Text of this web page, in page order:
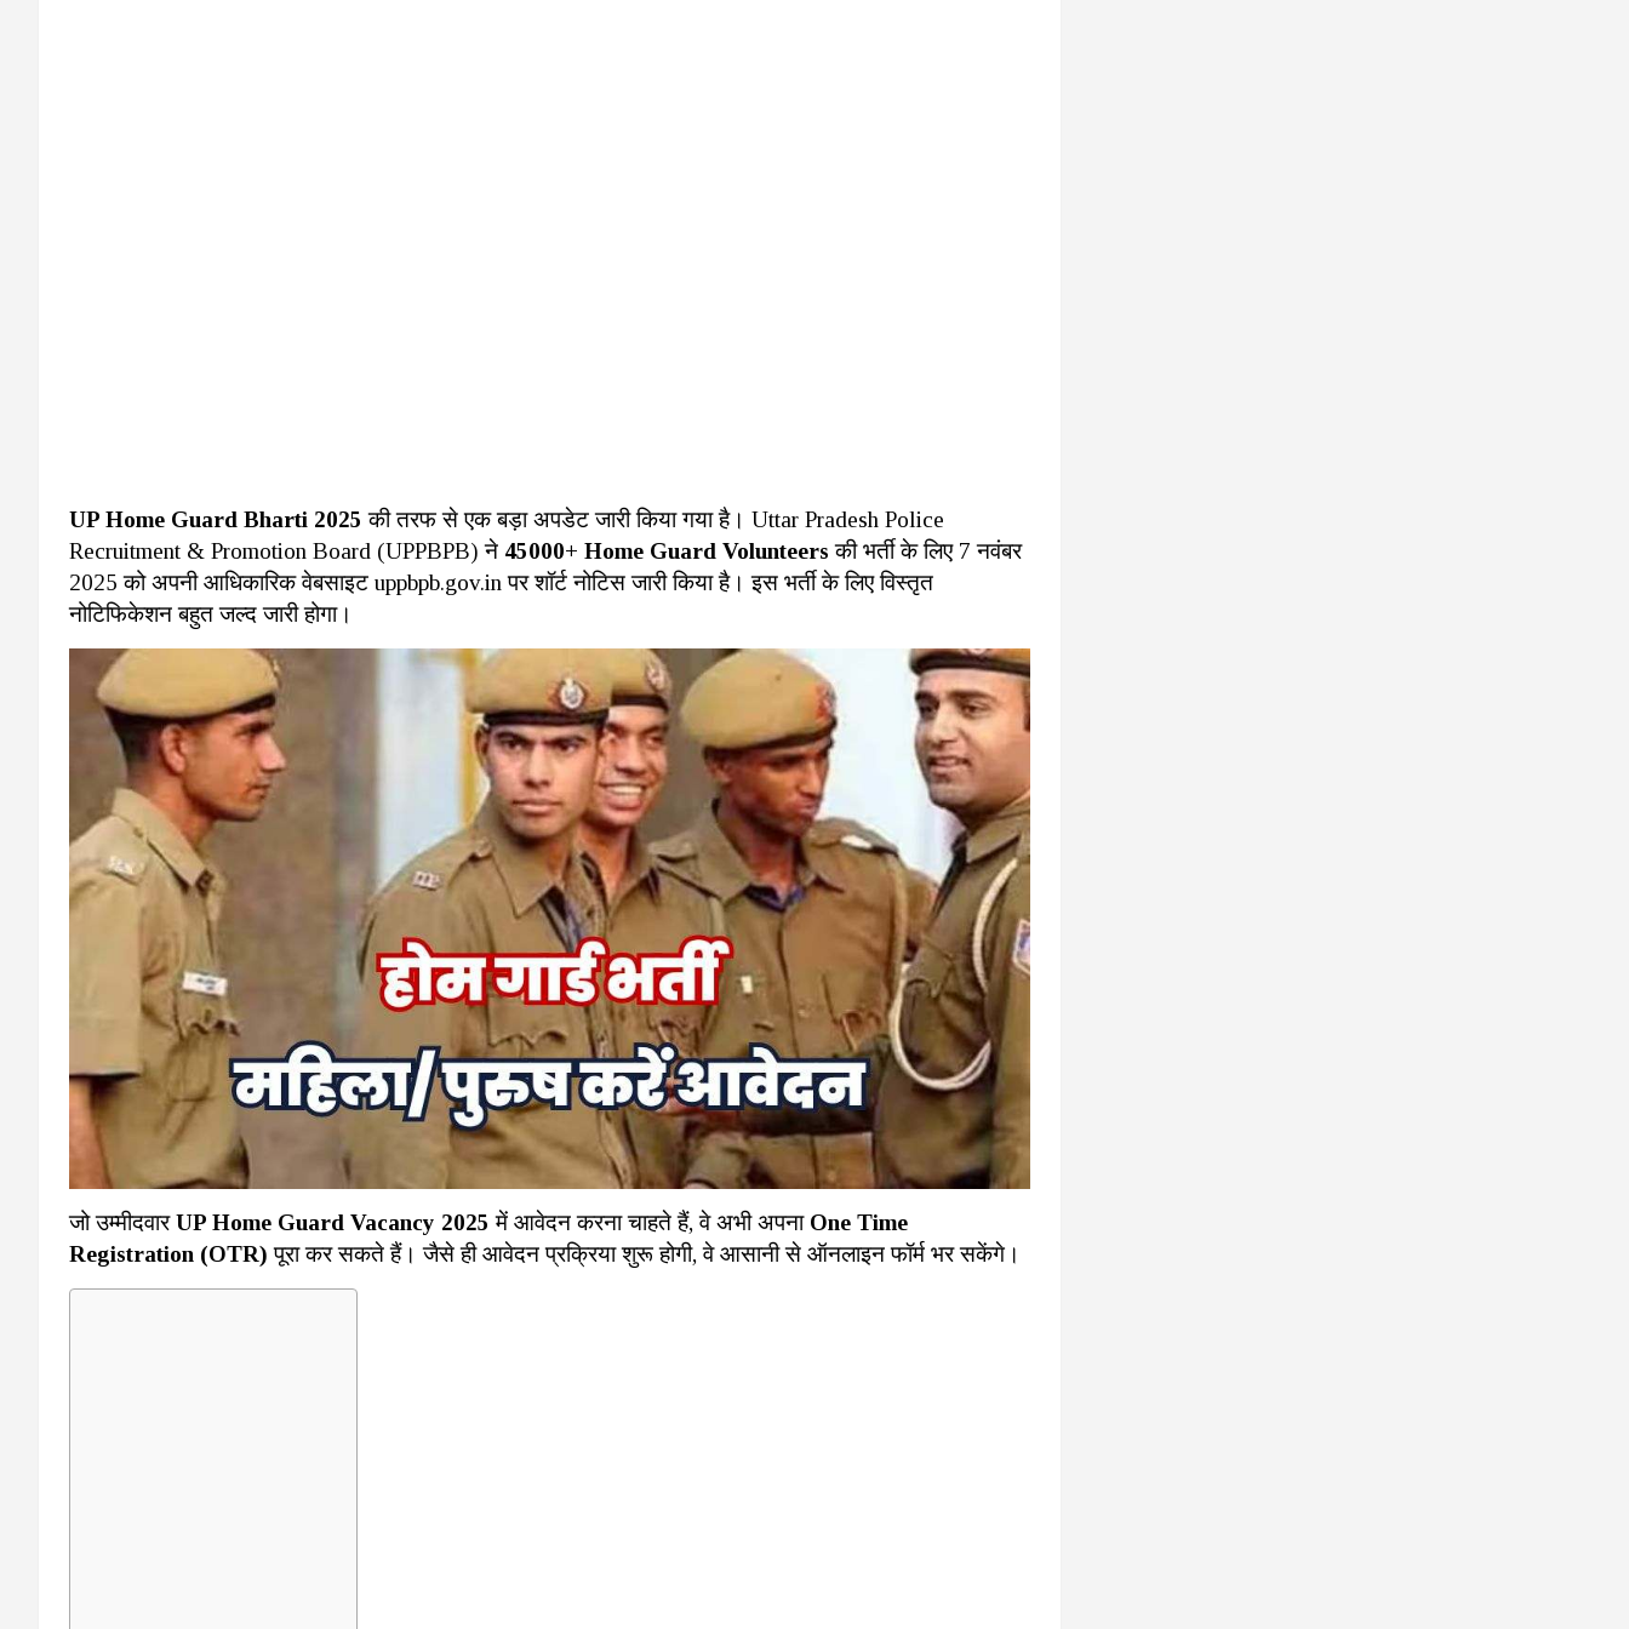
UP Home Guard Bharti 2025 की तरफ से एक बड़ा अपडेट जारी किया गया है। Uttar Pradesh Police
Recruitment & Promotion Board (UPPBPB) ने 45000+ Home Guard Volunteers की भर्ती के लिए 7 नवंबर
2025 को अपनी आधिकारिक वेबसाइट uppbpb.gov.in पर शॉर्ट नोटिस जारी किया है। इस भर्ती के लिए विस्तृत
नोटिफिकेशन बहुत जल्द जारी होगा।
जो उम्मीदवारUP Home Guard Vacancy 2025 में आवेदन करना चाहते हैं, वे अभी अपना One Time
Registration (OTR) पूरा कर सकते हैं। जैसे ही आवेदन प्रक्रिया शुरू होगी, वे आसानी से ऑनलाइन फॉर्म भर सकेंगे।